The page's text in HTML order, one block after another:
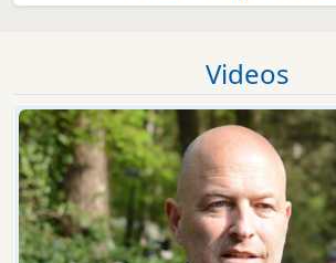
Videos